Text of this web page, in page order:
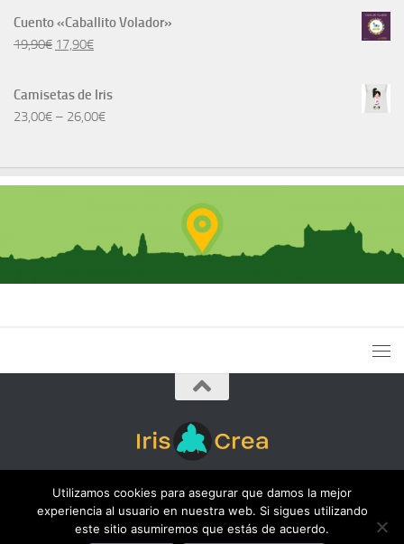
original
era:
actual
es:
Cuento «Caballito Volador»
19,90€ El
original
era:
17,90€El
actual
es:
Camisetas de Iris
23,00€ – 26,00€
Iris Crea © 2026. Todos los derechos reservados.
Utilizamos cookies para asegurar que damos la mejor
experiencia al usuario en nuestra web. Si sigues utilizando
este sitio asumiremos que estás de acuerdo.